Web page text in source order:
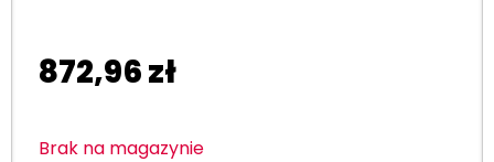
872,96zł
Brak na magazynie